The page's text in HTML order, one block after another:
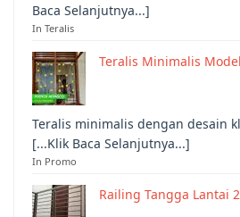
Baca Selanjutnya...]
In Teralis
Teralis Minimalis
Teralis minimalis dengan desain
[...Klik Baca Selanjutnya...]
In Promo
Railing Tangga Lantai